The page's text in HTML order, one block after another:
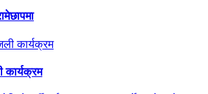
कार्यक्रम